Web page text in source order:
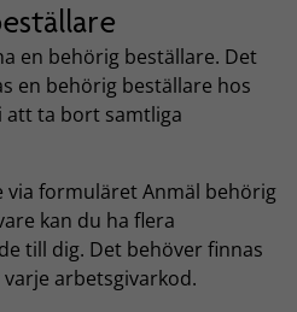
en behörig beställare. Det
en behörig beställare hos
att ta bort samtliga
via formuläret Anmäl behörig
kan du ha flera
till dig. Det behöver finnas
arbetsgivarkod.